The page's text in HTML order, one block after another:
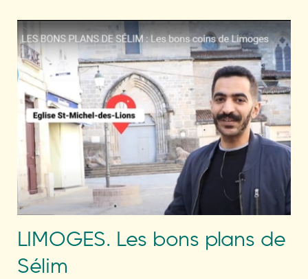
LIMOGES. Les bons plans de
Sélim